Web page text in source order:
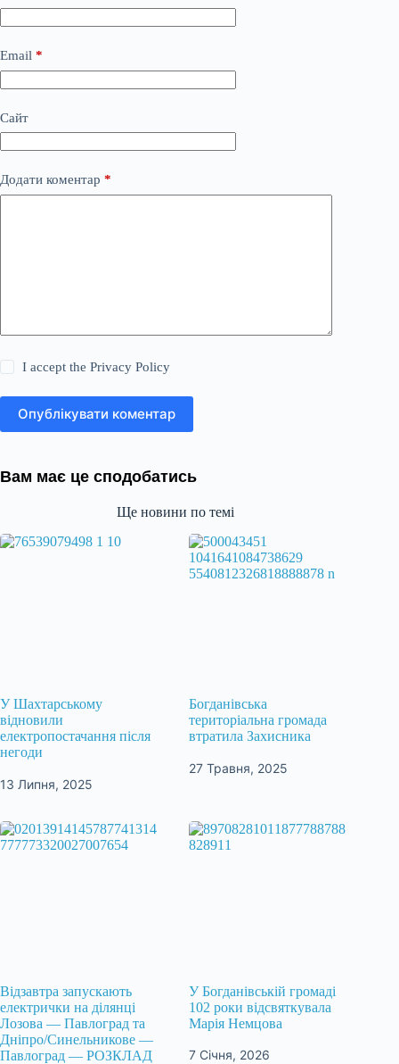
Email *
Сайт
Додати коментар *
I accept thePrivacy Policy
Опублікувати коментар
Вам має це сподобатись
Ще новини по темі
У Шахтарському
відновили
електропостачання після
негоди
13 Липня, 2025
Богданівська
територіальна громада
втратила Захисника
27 Травня, 2025
Відзавтра запускають
електрички на ділянці
Лозова — Павлоград та
Дніпро/Синельникове —
Павлоград — РОЗКЛАД
У Богданівській громаді
102 роки відсвяткувала
Марія Немцова
7 Січня, 2026